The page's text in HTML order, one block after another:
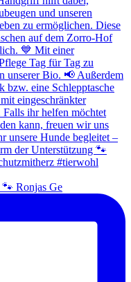
Ronjas Ge